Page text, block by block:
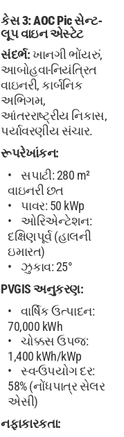
કેસ 3: AOC Pic સેન્ટ-
લૂપ વાઇન એસ્ટેટ
સંદર્ભ:ખાનગી ભોંયરું,
આબોહવા-નિયંત્રિત
વાઇનરી, કાર્બનિક
અભિગમ,
આંતરરાષ્ટ્રીય નિકાસ,
પર્યાવરણીય સંચાર.
રૂપરેખાંકન:
સપાટી: 280 m²
વાઇનરી છત
પાવર: 50 kWp
ઓરિએન્ટેશન:
દક્ષિણપૂર્વ (હાલની
ઇમારત)
ઝુકાવ: 25°
PVGIS અનુકરણ:
વાર્ષિક ઉત્પાદન:
70,000 kWh
ચોક્કસ ઉપજ:
1,400 kWh/kWp
સ્વ-ઉપયોગ દર:
58% (નોંધપાત્ર સેલર
એસી)
નફાકારકતા: